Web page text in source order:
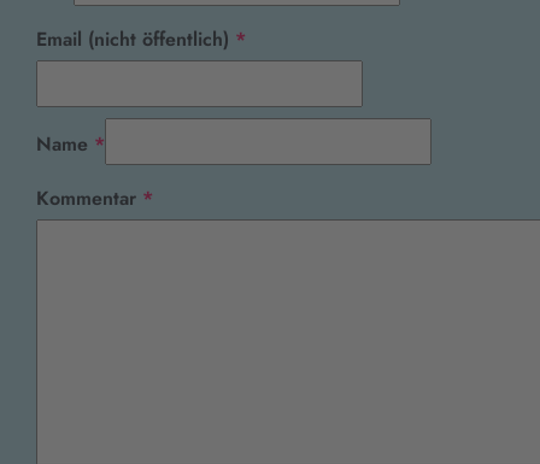
Email (nicht öffentlich) *
Name *
Kommentar *